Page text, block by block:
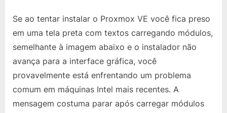
Erro
ao
em
PCs
com
Intel
10ª/11ª/12ª
Geração
Se ao tentar instalar o Proxmox VE você fica preso
em uma tela preta com textos carregando módulos,
semelhante à imagem abaixo e o instalador não
avança para a interface gráfica, você
provavelmente está enfrentando um problema
comum em máquinas Intel mais recentes. A
mensagem costuma parar após carregar módulos